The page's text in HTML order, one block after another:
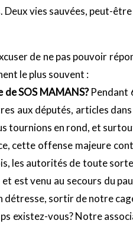
vies sauvées, peut-
de ne pas pouvoir
le plus souvent :
de SOS MAMANS?Pendant
aux députés, articles
tournions en rond, et
cette offense majeure
les autorités de toute
est venu au secours du
sortir de notre
existez-vous? Notre